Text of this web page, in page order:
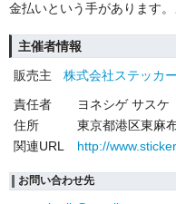
金払いという手があります。
主催者情報
販売主
株式会社ステッカー
責任者
ヨネシゲ サスケ
住所
東京都港区東麻
関連URL
http://
お問い合わせ先